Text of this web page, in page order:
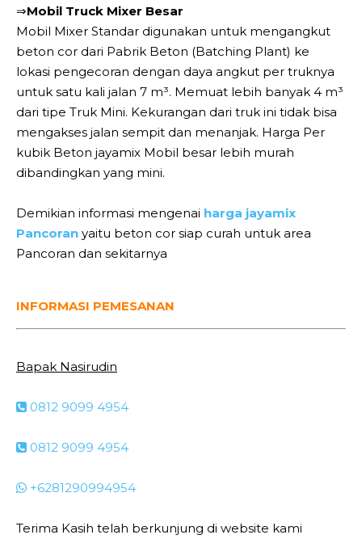
⇒Mobil Truck Mixer Besar
Mobil Mixer Standar digunakan untuk mengangkut
beton cor dari Pabrik Beton (Batching Plant) ke
lokasi pengecoran dengan daya angkut per truknya
untuk satu kali jalan 7 m³. Memuat lebih banyak 4 m³
dari tipe Truk Mini. Kekurangan dari truk ini tidak bisa
mengakses jalan sempit dan menanjak. Harga Per
kubik Beton jayamix Mobil besar lebih murah
dibandingkan yang mini.
Demikian informasi mengenai harga jayamix
Pancoran yaitu beton cor siap curah untuk area
Pancoran dan sekitarnya
INFORMASI PEMESANAN
Bapak Nasirudin
0812 9099 4954
0812 9099 4954
+6281290994954
Terima Kasih telah berkunjung di website kami